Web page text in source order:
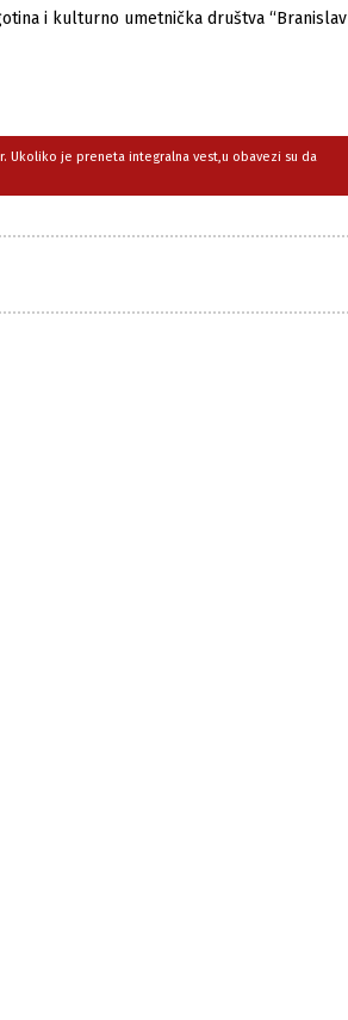
i kulturno umetnička društva “Branislav
Ukoliko je preneta integralna vest,u obavezi su da